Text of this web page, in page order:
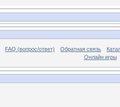
FAQ (вопрос/ответ) Обратная связь
Онлайн игры